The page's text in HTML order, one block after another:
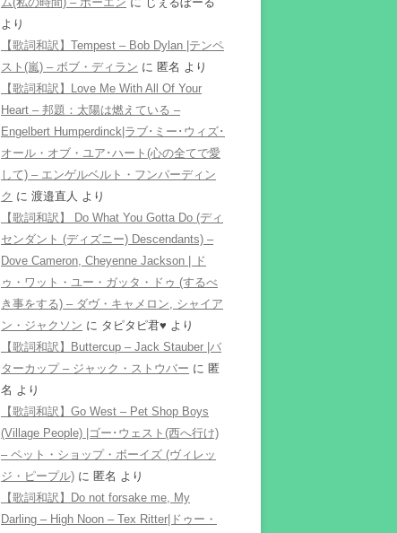
より
【歌詞和訳】Tempest – Bob Dylan |テンペ
スト(嵐) – ボブ・ディラン に 匿名 より
【歌詞和訳】Love Me With All Of Your
Heart – 邦題：太陽は燃えている –
Engelbert Humperdinck|ラブ･ミー･ウィズ･
オール・オブ・ユア･ハート(心の全てで愛
して) – エンゲルベルト・フンパーディン
ク に 渡邉直人 より
【歌詞和訳】 Do What You Gotta Do (ディ
センダント (ディズニー) Descendants) –
Dove Cameron, Cheyenne Jackson | ド
ゥ・ワット・ユー・ガッタ・ドゥ (するべ
き事をする) – ダヴ・キャメロン, シャイア
ン・ジャクソン に タピタピ君♥️ より
【歌詞和訳】Buttercup – Jack Stauber |バ
ターカップ – ジャック・ストウバー に 匿
名 より
【歌詞和訳】Go West – Pet Shop Boys
(Village People) |ゴー･ウェスト(西へ行け)
– ペット・ショップ・ボーイズ (ヴィレッ
ジ・ピープル) に 匿名 より
【歌詞和訳】Do not forsake me, My
Darling – High Noon – Tex Ritter|ドゥー・